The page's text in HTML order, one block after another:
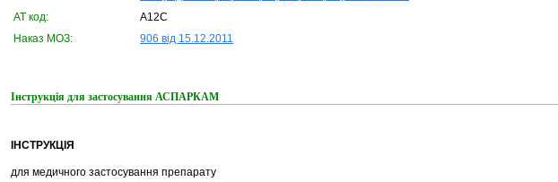
АТ код:
A12C
Наказ МОЗ:
906 від 15.12.2011
Інструкція для застосування АСПАРКАМ
ІНСТРУКЦІЯ
для медичного застосування препарату